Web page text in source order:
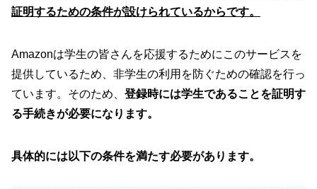
証明するための条件が設けられているからです。
Amazonは学生の皆さんを応援するためにこのサービスを
提供しているため、非学生の利用を防ぐための確認を行っ
ています。そのため、 登録時には学生であることを証明す
る手続きが必要になります。
具体的には以下の条件を満たす必要があります。